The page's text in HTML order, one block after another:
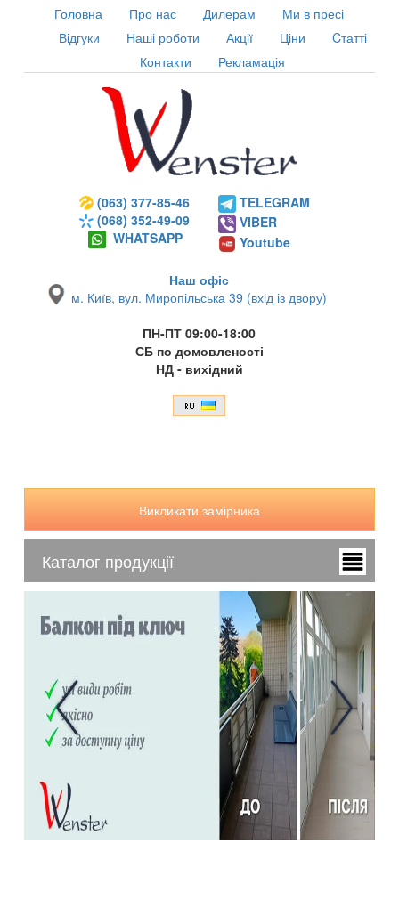
Головна Про нас Дилерам
Ми в пресі
Відгуки
Наші роботи Акції Ціни
Cтатті
Контакти
Рекламація
(063) 377-85-46
(068) 352-49-09
WHATSAPP
TELEGRAM
VIBER
Youtube
Наш офіс
м. Київ, вул. Миропільська 39 (вхід із двору)
ПН-ПТ 09:00-18:00
СБ по домовленості
НД - вихідний
Викликати замірника
Каталог продукції